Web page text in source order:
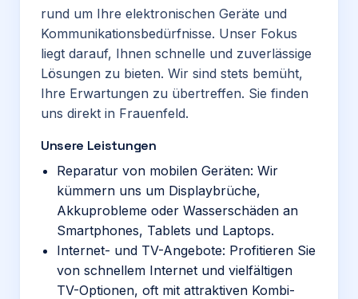
rund um Ihre elektronischen Geräte und
Kommunikationsbedürfnisse. Unser Fokus
liegt darauf, Ihnen schnelle und zuverlässige
Lösungen zu bieten. Wir sind stets bemüht,
Ihre Erwartungen zu übertreffen. Sie finden
uns direkt in Frauenfeld.
Unsere Leistungen
Reparatur von mobilen Geräten: Wir
kümmern uns um Displaybrüche,
Akkuprobleme oder Wasserschäden an
Smartphones, Tablets und Laptops.
Internet- und TV-Angebote: Profitieren Sie
von schnellem Internet und vielfältigen
TV-Optionen, oft mit attraktiven Kombi-